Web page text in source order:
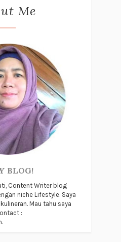
Me
BLOG!
Content Writer blog
niche Lifestyle. Saya
Mau tahu saya
: